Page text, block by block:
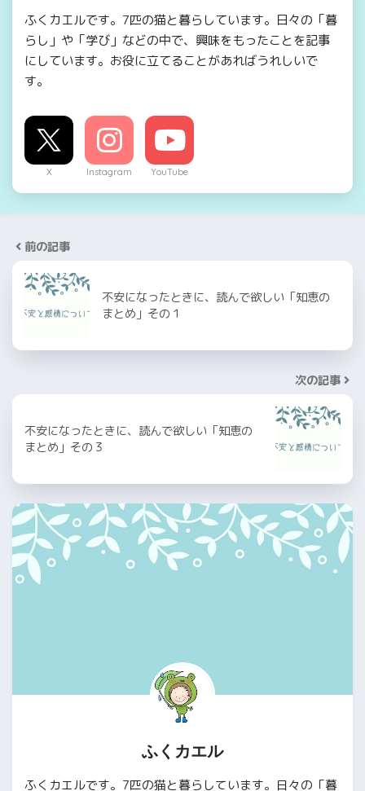
ふくカエルです。7匹の猫と暮らしています。日々の「暮
らし」や「学び」などの中で、興味をもったことを記事
にしています。お役に立てることがあればうれしいで
す。
X Instagram YouTube
前の記事
不安になったときに、読んで欲しい「知恵の
まとめ」その１
次の記事
不安になったときに、読んで欲しい「知恵の
まとめ」その３
ふくカエル
ふくカエルです。7匹の猫と暮らしています。日々の「暮